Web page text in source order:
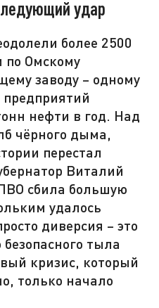
удар
более 2500
по Омскому
заводу – одному
нефти в год. Над
чёрного дыма,
перестал
Виталий
сбила большую
удалось
диверсия – это
тыла
кризис, который
только начало